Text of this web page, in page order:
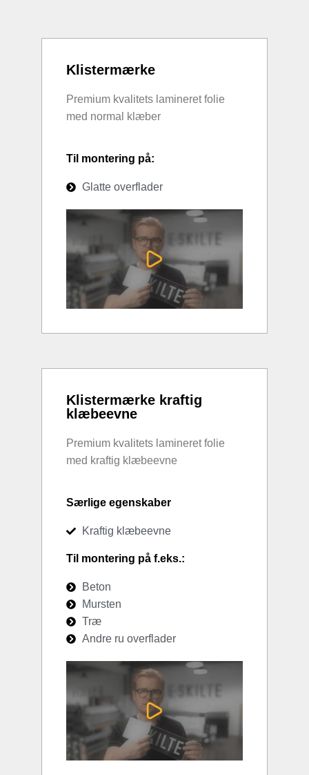
Klistermærke
Premium kvalitets lamineret folie
med normal klæber
Til montering på:
Glatte overflader
Klistermærke kraftig
klæbeevne
Premium kvalitets lamineret folie
med kraftig klæbeevne
Særlige egenskaber
Kraftig klæbeevne
Til montering på f.eks.:
Beton
Mursten
Træ
Andre ru overflader